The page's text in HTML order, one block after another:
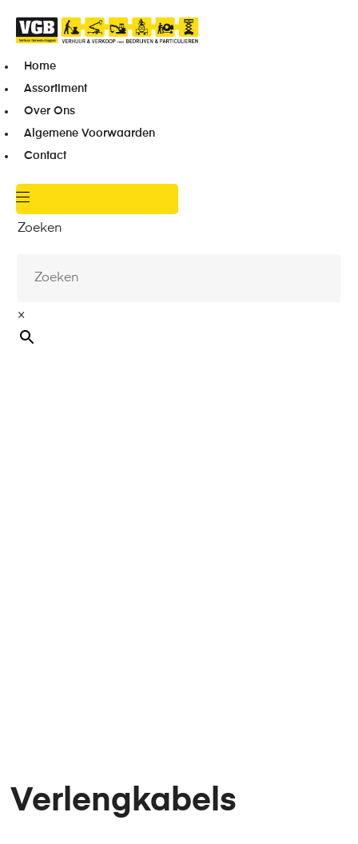
Home
Assortiment
Over Ons
Algemene Voorwaarden
Contact
Zoeken
×
Verlengkabels